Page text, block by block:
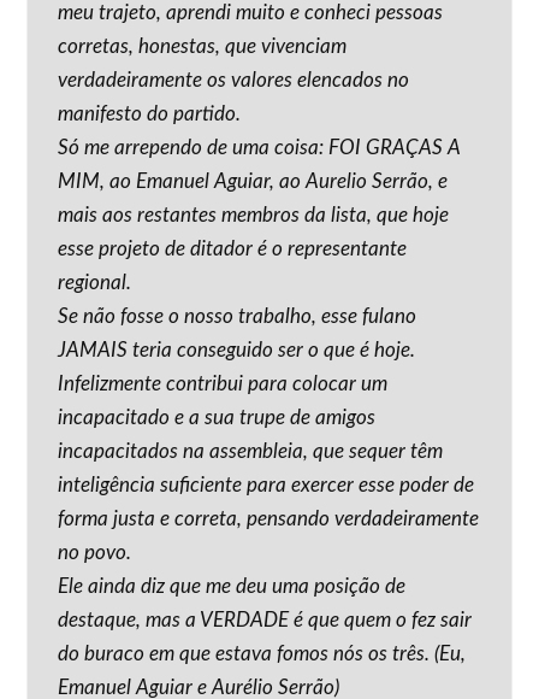
meu trajeto, aprendi muito e conheci pessoas
corretas, honestas, que vivenciam
verdadeiramente os valores elencados no
manifesto do partido.
Só me arrependo de uma coisa: FOI GRAÇAS A
MIM, ao Emanuel Aguiar, ao Aurelio Serrão, e
mais aos restantes membros da lista, que hoje
esse projeto de ditador é o representante
regional.
Se não fosse o nosso trabalho, esse fulano
JAMAIS teria conseguido ser o que é hoje.
Infelizmente contribui para colocar um
incapacitado e a sua trupe de amigos
incapacitados na assembleia, que sequer têm
inteligência suficiente para exercer esse poder de
forma justa e correta, pensando verdadeiramente
no povo.
Ele ainda diz que me deu uma posição de
destaque, mas a VERDADE é que quem o fez sair
do buraco em que estava fomos nós os três. (Eu,
Emanuel Aguiar e Aurélio Serrão)